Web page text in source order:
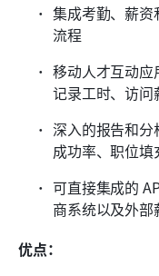
集成考勤、薪
流程
移动人才互动应
记录工时、访
深入的报告和
成功率、职位
可直接集成的
商系统以及外
优点：